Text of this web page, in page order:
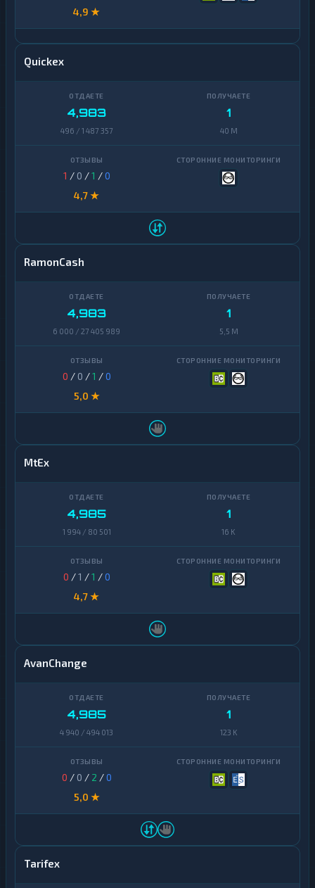
4,9 ★
Quickex
4,983
496 / 1 487 357
1
40 M
1 / 0 /1 /0
4,7 ★
RamonCash
4,983
6 000 / 27 405 989
1
5,5 M
0 / 0 /1 /0
5,0 ★
MtEx
4,985
1 994 / 80 501
1
16 K
0 /1 /1 /0
4,7 ★
AvanChange
4,985
4 940 / 494 013
1
123 K
0 / 0 / 2 /0
5,0 ★
Tarifex